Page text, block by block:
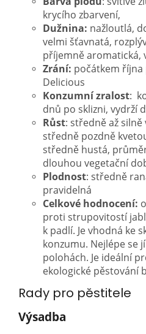
krycího zbarvení,
Dužnina: nažloutlá,
velmi šťavnatá,
příjemně aromatická,
Zrání: počátkem října
Delicious
Konzumní zralost:
dnů po sklizni, vydrží
Růst: středně až
středně pozdně
středně hustá,
dlouhou vegetační
Plodnost: středně
pravidelná
Celkové hodnocení:
proti strupovitostí
k padlí. Je vhodná ke
konzumu. Nejlépe se
polohách. Je ideální
ekologické pěstování
Rady pro pěstitele
Výsadba